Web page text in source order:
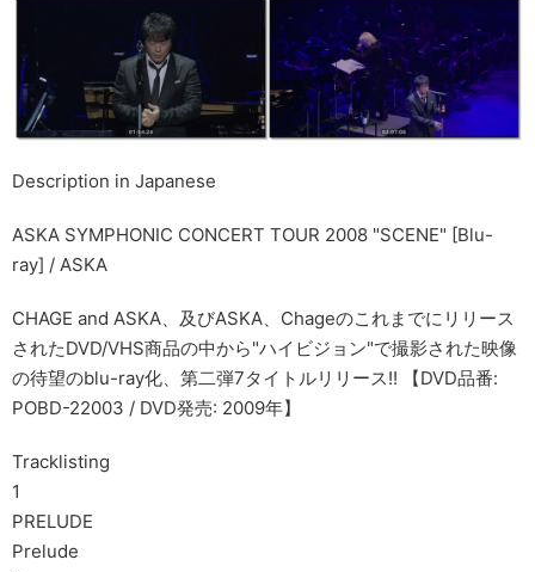
Description in Japanese
ASKA SYMPHONIC CONCERT TOUR 2008 "SCENE" [Blu-
ray] / ASKA
CHAGE and ASKA、及びASKA、Chageのこれまでにリリース
されたDVD/VHS商品の中から"ハイビジョン"で撮影された映像
の待望のblu-ray化、第二弾7タイトルリリース!! 【DVD品番:
POBD-22003 / DVD発売: 2009年】
Tracklisting
1
PRELUDE
Prelude